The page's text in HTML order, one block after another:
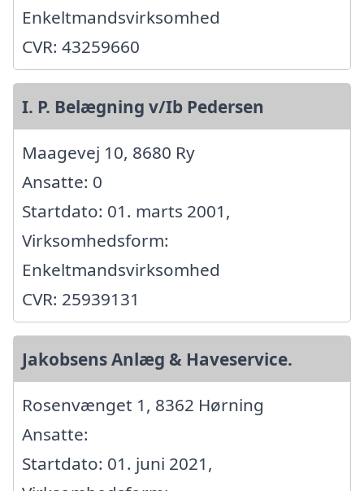
Enkeltmandsvirksomhed
CVR: 43259660
I. P. Belægning v/Ib Pedersen
Maagevej 10, 8680 Ry
Ansatte: 0
Startdato: 01. marts 2001,
Virksomhedsform:
Enkeltmandsvirksomhed
CVR: 25939131
Jakobsens Anlæg & Haveservice.
Rosenvænget 1, 8362 Hørning
Ansatte:
Startdato: 01. juni 2021,